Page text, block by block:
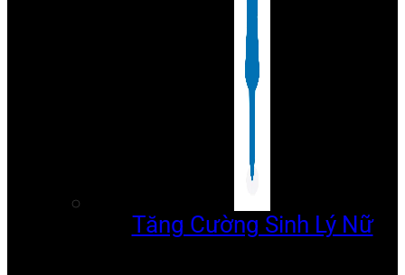
Tăng Cường Sinh Lý Nữ